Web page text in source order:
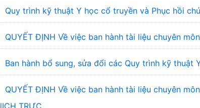
Quy trình kỹ thuật Y học cổ truyền và Phục hồi
QUYẾT ĐỊNH Về việc ban hành tài liệu chuyên
Ban hành bổ sung, sửa đổi các Quy trình kỹ
QUYẾT ĐỊNH Về việc ban hành tài liệu chuyên
lỊCH TRỰC